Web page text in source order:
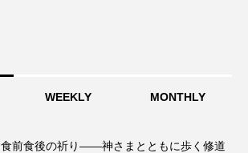
WEEKLY MONTHLY
食前食後の祈り――神さまとともに歩く修道